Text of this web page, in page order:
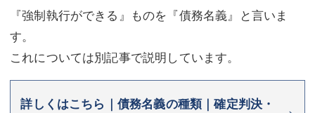
『強制執行ができる』ものを『債務名義』と言いま
す。
これについては別記事で説明しています。
詳しくはこちら｜債務名義の種類｜確定判決・